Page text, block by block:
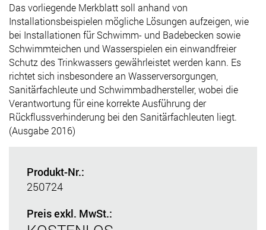
Das vorliegende Merkblatt soll anhand von
Installationsbeispielen mögliche Lösungen aufzeigen, wie
bei Installationen für Schwimm- und Badebecken sowie
Schwimmteichen und Wasserspielen ein einwandfreier
Schutz des Trinkwassers gewährleistet werden kann. Es
richtet sich insbesondere an Wasserversorgungen,
Sanitärfachleute und Schwimmbadhersteller, wobei die
Verantwortung für eine korrekte Ausführung der
Rückflussverhinderung bei den Sanitärfachleuten liegt.
(Ausgabe 2016)
Produkt-Nr.:
250724
Preis exkl. MwSt.: